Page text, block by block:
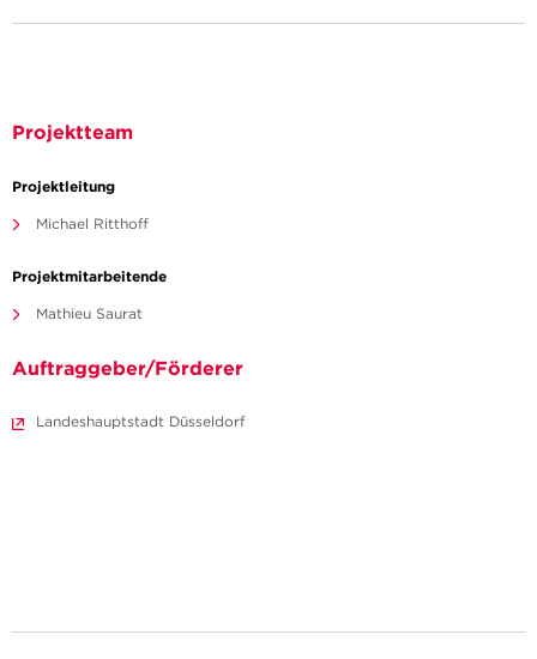
Projektteam
Projektleitung
Michael Ritthoff
Projektmitarbeitende
Mathieu Saurat
Auftraggeber/Förderer
Landeshauptstadt Düsseldorf